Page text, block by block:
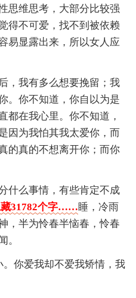
思维思考，大部分比较强
得不可爱，找不到被依赖
易显露出来，所以女人应
，我有多么想要挽留；我
。你不知道，你自以为是
都在我心里。你不知道，
因为我怕其我太爱你，而
的真的不想离开你；而你
什么事情，有些肯定不成
31782个字……睡，冷雨
，半为怜春半恼春，怜春
。
你爱我却不爱我矫情，我